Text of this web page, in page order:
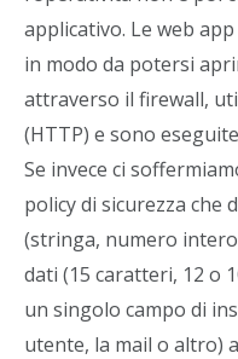
applicativo. Le web
in modo da potersi
attraverso il firewall,
(HTTP) e sono
Se invece ci
policy di sicurezza che
(stringa, numero
dati (15 caratteri, 12 o
un singolo campo di
utente, la mail o altro)